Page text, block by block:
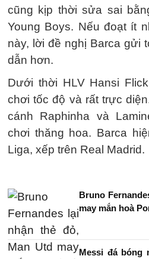
cũng kịp thời sửa sai
Young Boys. Nếu đoạt ít
này, lời đề nghị Barca gửi
dẫn hơn.
Dưới thời HLV Hansi
chơi tốc độ và rất trực
cánh Raphinha và
chơi thăng hoa. Barca
Liga, xếp trên Real Madrid.
Bruno
may mắn hoà
Messi đá bóng